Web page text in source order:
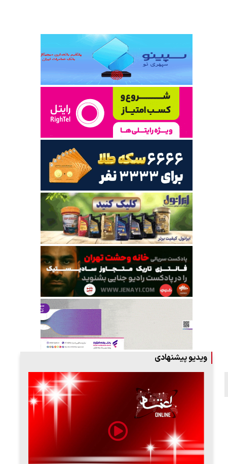
ویدیو پیشنهادی